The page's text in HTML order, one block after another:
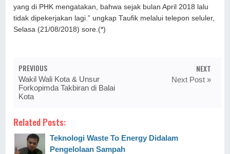
yang di PHK mengatakan, bahwa sejak bulan April 2018 lalu
tidak dipekerjakan lagi .” ungkap Taufik melalui telepon seluler,
Selasa (21/08/2018) sore.(*)
PREVIOUS
Wakil Wali Kota & Unsur
Forkopimda Takbiran di Balai
Kota
NEXT
Next Post »
Related Posts:
Teknologi Waste To Energy Didalam
Pengelolaan Sampah